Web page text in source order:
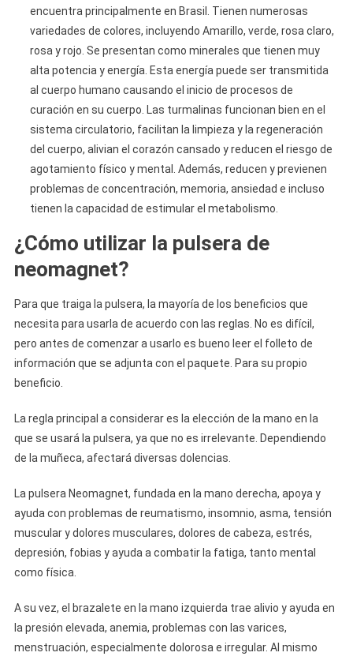
encuentra principalmente en Brasil. Tienen numerosas
variedades de colores, incluyendo Amarillo, verde, rosa claro,
rosa y rojo. Se presentan como minerales que tienen muy
alta potencia y energía. Esta energía puede ser transmitida
al cuerpo humano causando el inicio de procesos de
curación en su cuerpo. Las turmalinas funcionan bien en el
sistema circulatorio, facilitan la limpieza y la regeneración
del cuerpo, alivian el corazón cansado y reducen el riesgo de
agotamiento físico y mental. Además, reducen y previenen
problemas de concentración, memoria, ansiedad e incluso
tienen la capacidad de estimular el metabolismo.
¿Cómo utilizar la pulsera de
neomagnet?
Para que traiga la pulsera, la mayoría de los beneficios que
necesita para usarla de acuerdo con las reglas. No es difícil,
pero antes de comenzar a usarlo es bueno leer el folleto de
información que se adjunta con el paquete. Para su propio
beneficio.
La regla principal a considerar es la elección de la mano en la
que se usará la pulsera, ya que no es irrelevante. Dependiendo
de la muñeca, afectará diversas dolencias.
La pulsera Neomagnet, fundada en la mano derecha, apoya y
ayuda con problemas de reumatismo, insomnio, asma, tensión
muscular y dolores musculares, dolores de cabeza, estrés,
depresión, fobias y ayuda a combatir la fatiga, tanto mental
como física.
A su vez, el brazalete en la mano izquierda trae alivio y ayuda en
la presión elevada, anemia, problemas con las varices,
menstruación, especialmente dolorosa e irregular. Al mismo